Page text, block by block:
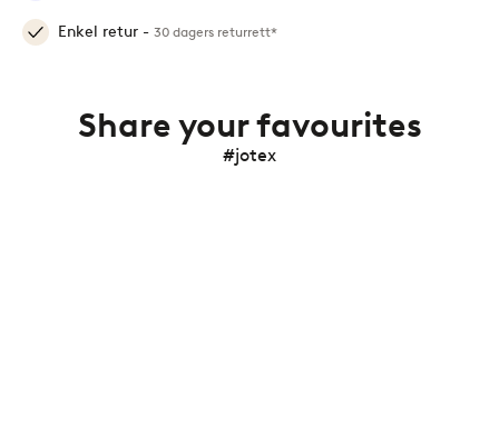
Enkel retur - 30 dagers returrett*
Share your favourites
#jotex